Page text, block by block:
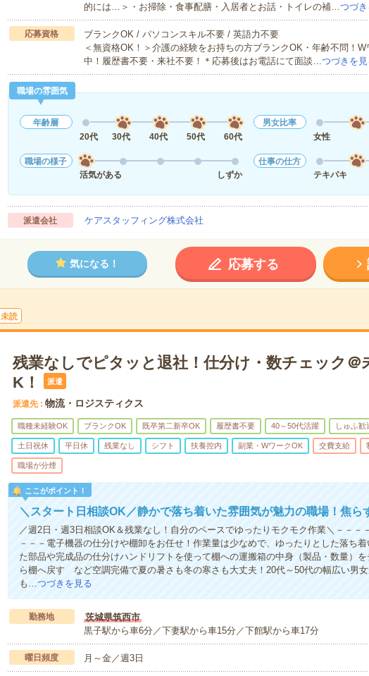
的には…＞・お掃除・食事配膳・入居者とお話・トイレの補…つづ
応募資格
ブランクOK / パソコンスキル不要 / 英語力不要
＜無資格OK！＞介護の経験をお持ちの方ブランクOK・年齢不問！
中！履歴書不要・来社不要！＊応募後はお電話にて面談…つづきを見
職場の雰囲気
年齢層
20代
30代 40代 50代 60代
男女比率
女性
職場の様子
活気がある
しずか
仕事の仕方
テキパキ
派遣会社 ケアスタッフィング株式会社
気になる！ 応募する
未読
残業なしでピタッと退社！仕分け・数チェック＠
K！
派遣
派遣先 物流・ロジスティクス
職種未経験OK ブランクOK 既卒第二新卒OK 履歴書不要 40～50代活躍 しゅふ歓
土日祝休 平日休 残業なし シフト 扶養控内 副業・WワークOK 交費支給
職場が分煙
ここがポイント！
＼スタート日相談OK／静かで落ち着いた雰囲気が魅力の職場！焦ら
／週2日・週3日相談OK＆残業なし！自分のペースでゆったりモクモク作業＼－－－
－－－電子機器の仕分けや棚卸をお任せ！作業量は少なめで、ゆったりとした落ち
た部品や完成品の仕分けハンドリフトを使って棚への運搬箱の中身（製品・数量）
ら棚へ戻す など空調完備で夏の暑さも冬の寒さも大丈夫！20代～50代の幅広い男
も…つづきを見る
勤務地
茨城県筑西市
黒子駅から車6分／下妻駅から車15分／下館駅から車17分
曜日頻度 月～金／週3日